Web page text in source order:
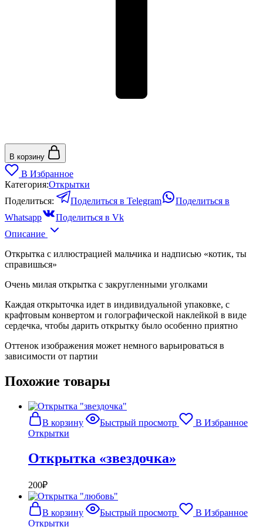
В корзину
В Избранное
Категория:Открытки
Поделиться:
Поделиться в Telegram
Поделиться в
Whatsapp
Поделиться в Vk
Описание
Открытка с иллюстрацией мальчика и надписью «котик, ты
справишься»
Очень милая открытка с закругленными уголками
Каждая открыточка идет в индивидуальной упаковке, с
крафтовым конвертом и голографической наклейкой в виде
сердечка, чтобы дарить открытку было особенно приятно
Оттенок изображения может немного варьироваться в
зависимости от партии
Похожие товары
В корзину Быстрый просмотр
В Избранное
Открытки
Открытка «звездочка»
200₽
В корзину Быстрый просмотр
В Избранное
Открытки